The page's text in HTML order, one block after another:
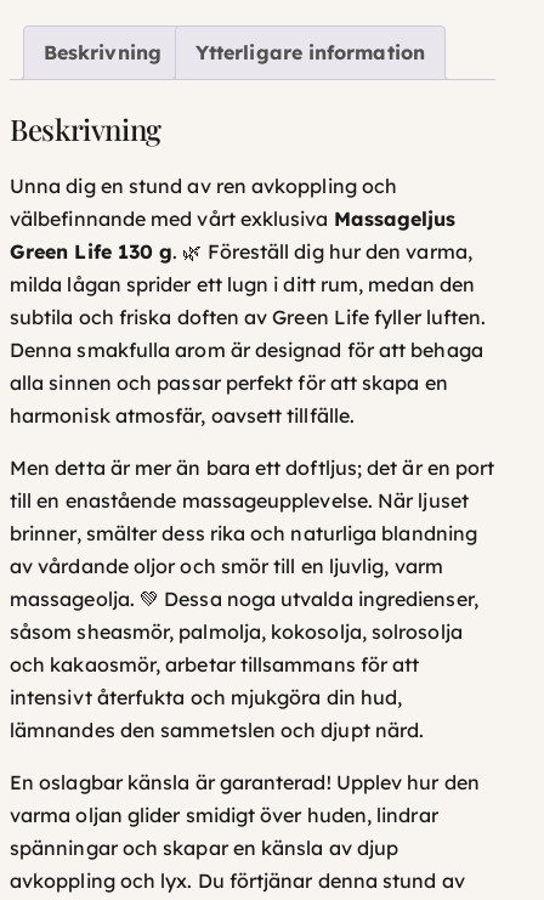
s
G
e
e
n
L
i
f
e
1
0
g
r
a
m
m
ä
n
g
d
Beskrivning Ytterligare information
Beskrivning
Unna dig en stund av ren avkoppling och
välbefinnande med vårt exklusiva Massageljus
Green Life 130 g. 🌿 Föreställ dig hur den varma,
milda lågan sprider ett lugn i ditt rum, medan den
subtila och friska doften avGreen Life fyller luften.
Denna smakfulla arom är designad för att behaga
alla sinnen och passar perfekt för att skapa en
harmonisk atmosfär, oavsett tillfälle.
Men detta är mer än bara ett doftljus; det är en port
till en enastående massageupplevelse. När ljuset
brinner, smälter dess rika och naturliga blandning
av vårdande oljor och smör till en ljuvlig, varm
massageolja. 💚 Dessa noga utvalda ingredienser,
såsom sheasmör, palmolja, kokosolja, solrosolja
och kakaosmör, arbetar tillsammans för att
intensivt återfukta och mjukgöra din hud,
lämnandes den sammetslen och djupt närd.
En oslagbar känsla är garanterad! Upplev hur den
varma oljan glider smidigt över huden, lindrar
spänningar och skapar en känsla av djup
avkoppling och lyx. Du förtjänar denna stund av